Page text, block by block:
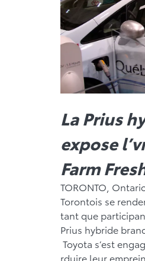
La Prius
expose
Farm
TORONTO,
Torontois se
tant que
Prius hybride
Toyota s’est
rduire leur